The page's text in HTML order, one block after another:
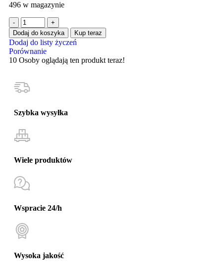
496 w magazynie
Dodaj do koszyka Kup teraz
Dodaj do listy życzeń
Porównanie
10 Osoby oglądają ten produkt teraz!
Szybka wysyłka
Wiele produktów
Wspracie 24/h
Wysoka jakość